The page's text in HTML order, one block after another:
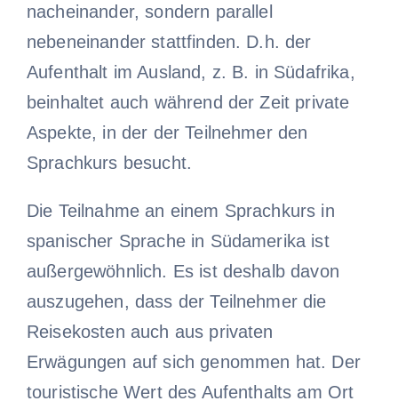
nacheinander, sondern parallel
nebeneinander stattfinden. D.h. der
Aufenthalt im Ausland, z. B. in Südafrika,
beinhaltet auch während der Zeit private
Aspekte, in der der Teilnehmer den
Sprachkurs besucht.
Die Teilnahme an einem Sprachkurs in
spanischer Sprache in Südamerika ist
außergewöhnlich. Es ist deshalb davon
auszugehen, dass der Teilnehmer die
Reisekosten auch aus privaten
Erwägungen auf sich genommen hat. Der
touristische Wert des Aufenthalts am Ort